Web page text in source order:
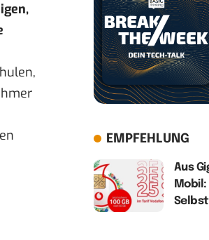
EMPFEHLUNG
Aus